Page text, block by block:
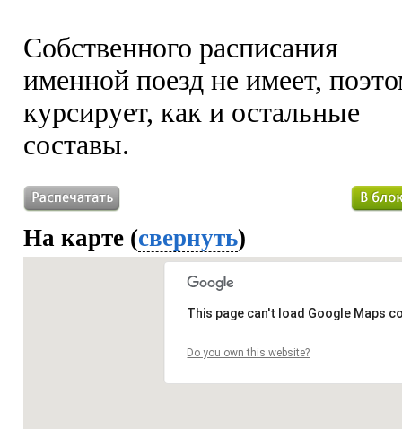
Собственного расписания
именной поезд не имеет,
курсирует, как и остальные
составы.
На карте (свернуть)
This page can't load Google Maps
Do you own this website?